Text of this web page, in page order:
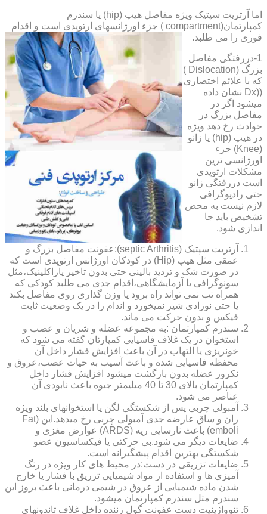
اما آرتریت سپتیک ویژه مفاصل هیپ (hip) یا سندرم
کمپارتمان(compartment ) جزء اورژانسهای ارتوپدی است و اقدام
فوری را می طلبد.
1-دررفتگی مفاصل
بزرگ (Dislocation )
که با علائم اختصاری
((Dx نشان داده
میشود اگر در
مفاصل بزرگ در
حوادث رخ دهد ویژه
در هیپ (hip) یا زانو
(Knee) جزء
اورژانسی ترین
مشکلات ارتوپدی
است دررفتگی زانو
حتی رادیوگرافی
لازم نیست به محض
تشخیص باید جا
اندازی شود.
آرتریت سپتیک (septic Arthritis):عفونت مفاصل بزرگ و
عمقی مثل هیپ (Hip) در کودکان اورژانس ارتوپدی است که
در صورت شک و تردید بالینی حتی بدون تاخیر پاراکلینیک،مثل
سونوگرافی یا آزمایشگاهی،اقدام جدی می طلبد کودکی که
همراه تب نمی تواند راه برود یا وزن گذاری روی مفاصل بکند
یا حتی نوزادی شیر نمیخورد و اندام را در یک وضعیت ثابت
فیکس و بدون حرکت می ماند.
سندرم کمپارتمان :به مجموعه عضله و شریان و عصب و
استخوان در یک غلاف فاسیایی کمپارتان گفته می شود که
خونریزی یا التهاب در آن باعث افزایش فشار داخل آن
محفظه فاسیایی شده و باعث آسیب به حیات عصب،عروق و
نکروز عضله بدون بازگشت میشود افزایش فشار داخل
کمپارتمان بالای 30 تا 40 میلیمتر جیوه باعث نابودی آن
عناصر می شود.
آمبولی چربی پس از شکستگی لگن یا استخوانهای بلند ویژه
ران و ساق عارضه جدی آمبولی چربی رخ میدهد.این (Fat
emboli) باعث نارسایی ریه (ARDS) عوارض مغزی و
ضایعات دیگر می شود.بی حرکتی یا فیکساسیون عضو
شکستگی بهترین اقدام پیشگیرانه است.
ضایعات تزریقی در دست:در محیط های کار ویژه در رنگ
آمیزی ها و استفاده از مواد شیمیایی تزریق با فشار یا خارج
شدن ماده شیمیایی از عروق در شیمی درمانی باعث بروز این
سندرم مثل سندرم کمپارتمان میشود.
تنوواژینیت دست عفونت گول زننده داخل غلاف تاندونهای